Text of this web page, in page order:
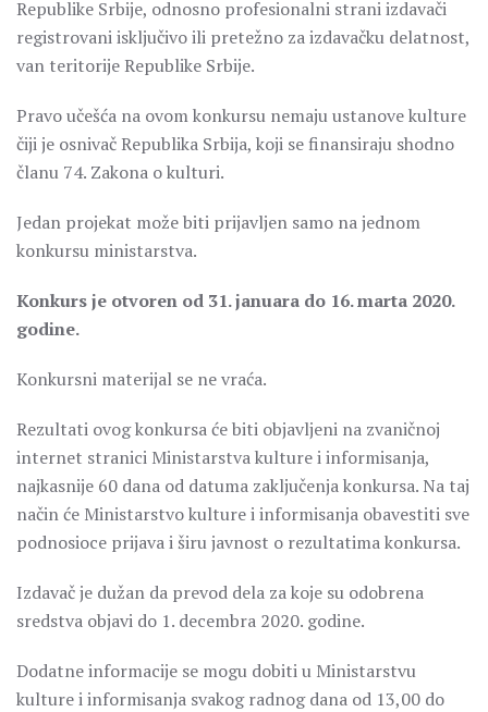
Republike Srbije, odnosno profesionalni strani izdavači
registrovani isključivo ili pretežno za izdavačku delatnost,
van teritorije Republike Srbije.
Pravo učešća na ovom konkursu nemaju ustanove kulture
čiji je osnivač Republika Srbija, koji se finansiraju shodno
članu 74. Zakona o kulturi.
Jedan projekat može biti prijavljen samo na jednom
konkursu ministarstva.
Konkurs je otvoren od 31. januara do 16. marta 2020.
godine.
Konkursni materijal se ne vraća.
Rezultati ovog konkursa će biti objavljeni na zvaničnoj
internet stranici Ministarstva kulture i informisanja,
najkasnije 60 dana od datuma zaključenja konkursa. Na taj
način će Ministarstvo kulture i informisanja obavestiti sve
podnosioce prijava i širu javnost o rezultatima konkursa.
Izdavač je dužan da prevod dela za koje su odobrena
sredstva objavi do 1. decembra 2020. godine.
Dodatne informacije se mogu dobiti u Ministarstvu
kulture i informisanja svakog radnog dana od 13,00 do